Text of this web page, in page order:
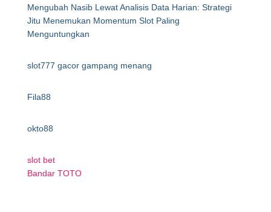
Mengubah Nasib Lewat Analisis Data Harian: Strategi
Jitu Menemukan Momentum Slot Paling
Menguntungkan
slot777 gacor gampang menang
Fila88
okto88
slot bet
Bandar TOTO